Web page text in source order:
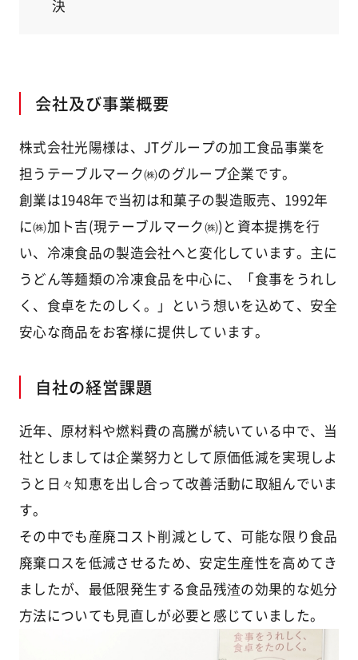
決
会社及び事業概要
株式会社光陽様は、JTグループの加工食品事業を
担うテーブルマーク㈱のグループ企業です。
創業は1948年で当初は和菓子の製造販売、1992年
に㈱加ト吉(現テーブルマーク㈱)と資本提携を行
い、冷凍食品の製造会社へと変化しています。主に
うどん等麺類の冷凍食品を中心に、「食事をうれし
く、食卓をたのしく。」という想いを込めて、安全
安心な商品をお客様に提供しています。
自社の経営課題
近年、原材料や燃料費の高騰が続いている中で、当
社としましては企業努力として原価低減を実現しよ
うと日々知恵を出し合って改善活動に取組んでいま
す。
その中でも産廃コスト削減として、可能な限り食品
廃棄ロスを低減させるため、安定生産性を高めてき
ましたが、最低限発生する食品残渣の効果的な処分
方法についても見直しが必要と感じていました。